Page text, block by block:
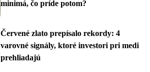
minimá, čo príde potom?
Červené zlato prepísalo rekordy: 4
varovné signály, ktoré investori pri medi
prehliadajú